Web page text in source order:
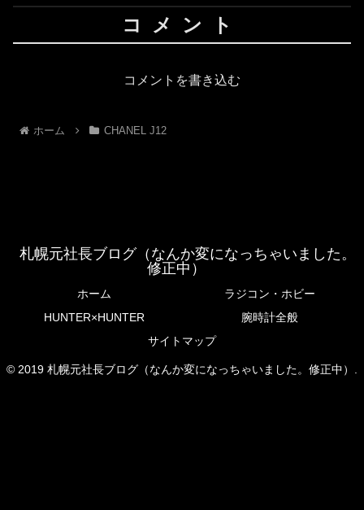
コメント
コメントを書き込む
ホーム CHANEL J12
札幌元社長ブログ（なんか変になっちゃいました。
修正中）
ホーム
ラジコン・ホビー
HUNTER×HUNTER
腕時計全般
サイトマップ
© 2019 札幌元社長ブログ（なんか変になっちゃいました。修正中）.